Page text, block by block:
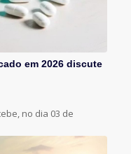
em 2026 discute
no dia 03 de